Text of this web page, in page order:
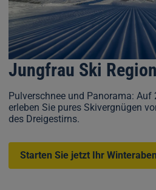
Jungfrau Ski Region
Pulverschnee und Panorama:
erleben Sie pures Skivergnügen
des Dreigestirns.
Starten Sie jetzt Ihr